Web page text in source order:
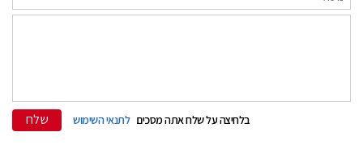
בלחיצה על שלח אתה מסכים לתנאי השימוש שלח